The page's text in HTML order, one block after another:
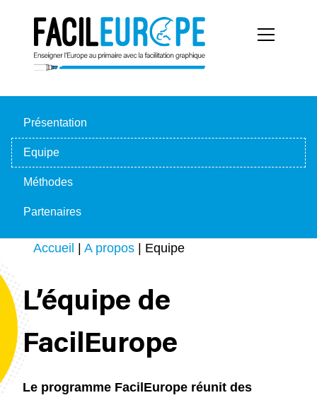
Présentation
Equipe
Méthodes
Partenaires
Accueil A propos Equipe
L’équipe de
FacilEurope
Le programme FacilEurope réunit des